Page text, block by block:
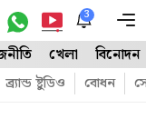
3
খেলা বিনোদন
ব্র্যান্ড ষ্টুডিও বোধন